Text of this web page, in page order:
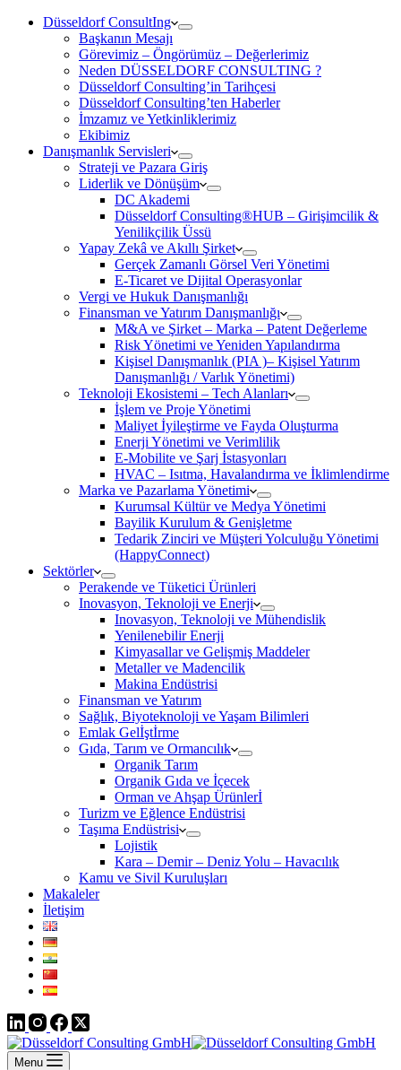
Düsseldorf ConsultIng
Başkanın Mesajı
Görevimiz – Öngörümüz – Değerlerimiz
Neden DÜSSELDORF CONSULTING ?
Düsseldorf Consulting’in Tarihçesi
Düsseldorf Consulting’ten Haberler
İmzamız ve Yetkinliklerimiz
Ekibimiz
Danışmanlık Servisleri
Strateji ve Pazara Giriş
Liderlik ve Dönüşüm
DC Akademi
Düsseldorf Consulting®HUB – Girişimcilik &
Yenilikçilik Üssü
Yapay Zekâ ve Akıllı Şirket
Gerçek Zamanlı Görsel Veri Yönetimi
E-Ticaret ve Dijital Operasyonlar
Vergi ve Hukuk Danışmanlığı
Finansman ve Yatırım Danışmanlığı
M&A ve Şirket – Marka – Patent Değerleme
Risk Yönetimi ve Yeniden Yapılandırma
Kişisel Danışmanlık (PIA )– Kişisel Yatırım
Danışmanlığı / Varlık Yönetimi)
Teknoloji Ekosistemi – Tech Alanları
İşlem ve Proje Yönetimi
Maliyet İyileştirme ve Fayda Oluşturma
Enerji Yönetimi ve Verimlilik
E-Mobilite ve Şarj İstasyonları
HVAC – Isıtma, Havalandırma ve İklimlendirme
Marka ve Pazarlama Yönetimi
Kurumsal Kültür ve Medya Yönetimi
Bayilik Kurulum & Genişletme
Tedarik Zinciri ve Müşteri Yolculuğu Yönetimi
(HappyConnect)
Sektörler
Perakende ve Tüketici Ürünleri
Inovasyon, Teknoloji ve Enerji
Inovasyon, Teknoloji ve Mühendislik
Yenilenebilir Enerji
Kimyasallar ve Gelişmiş Maddeler
Metaller ve Madencilik
Makina Endüstrisi
Finansman ve Yatırım
Sağlık, Biyoteknoloji ve Yaşam Bilimleri
Emlak Gelİştİrme
Gıda, Tarım ve Ormancılık
Organik Tarım
Organik Gıda ve İçecek
Orman ve Ahşap Ürünlerİ
Turizm ve Eğlence Endüstrisi
Taşıma Endüstrisi
Lojistik
Kara – Demir – Deniz Yolu – Havacılık
Kamu ve Sivil Kuruluşları
Makaleler
İletişim
Menu